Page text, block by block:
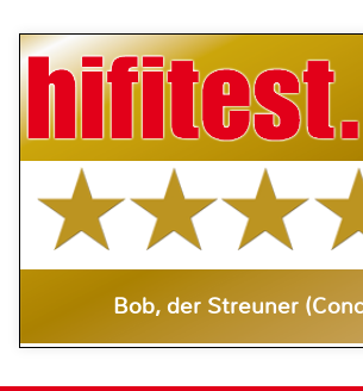
Bob, der Streuner